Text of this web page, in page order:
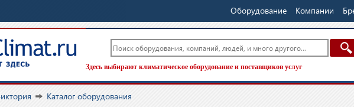
Оборудование Компании
Здесь выбирают климатическое оборудование и поставщиков услуг
Каталог оборудования